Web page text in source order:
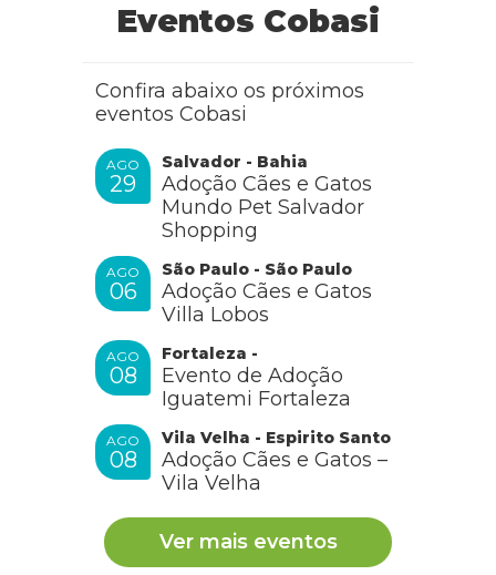
Eventos Cobasi
Confira abaixo os próximos
eventos Cobasi
AGO
29
Salvador - Bahia
Adoção Cães e Gatos
Mundo Pet Salvador
Shopping
AGO
06
São Paulo - São Paulo
Adoção Cães e Gatos
Villa Lobos
AGO
08
Fortaleza -
Evento de Adoção
Iguatemi Fortaleza
AGO
08
Vila Velha - Espirito Santo
Adoção Cães e Gatos –
Vila Velha
Ver mais eventos